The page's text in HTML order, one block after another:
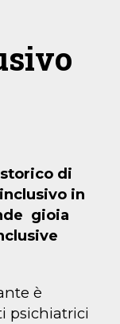
di
in
gioia
è
psichiatrici